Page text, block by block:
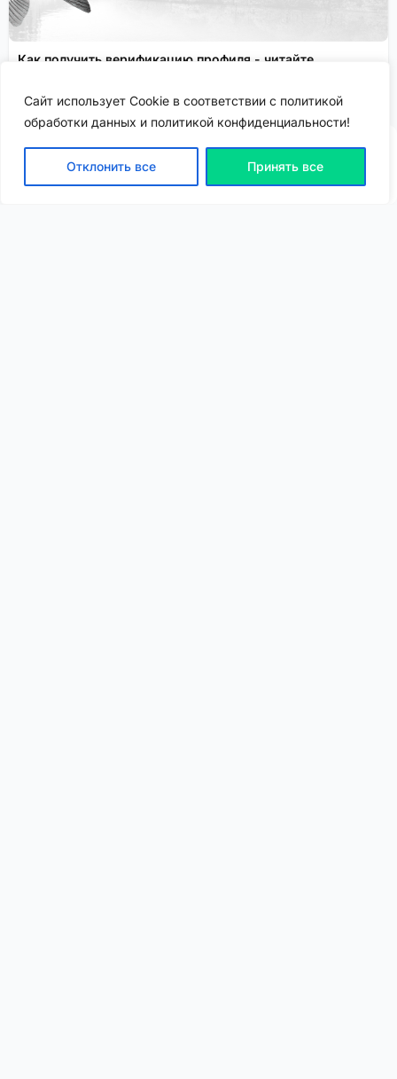
Сайт использует Cookie в соответствии с политикой
обработки данных и политикой конфиденциальности!
Отклонить все Принять все
Как получить верификацию профиля - читайте
ВХОД | РЕГИСТРАЦИЯ